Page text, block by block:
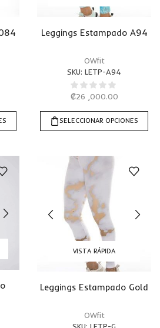
Leggings Estampado A94
OWfit
SKU: LETP-A94
₡26 ,000.00
SELECCIONAR OPCIONES
VISTA RÁPIDA
Leggings Estampado Gold
OWfit